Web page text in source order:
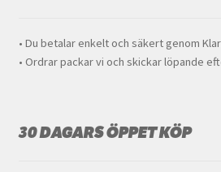
• Du betalar enkelt och säkert genom
• Ordrar packar vi och skickar löpande
30 DAGARS ÖPPET KÖP